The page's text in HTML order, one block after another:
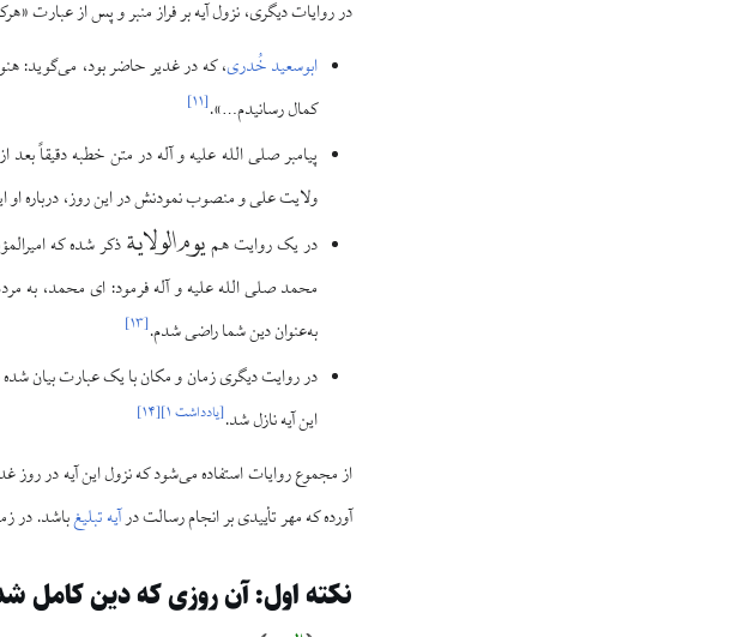
در روایات دیگری، نزول آیه بر فراز منبر و پس از
ابوسعید خُدری، که در غدیر حاضر بود، می‌گوید: هنوز
کمال رسانیدم…».[۱۱]
پیامبر صلی الله علیه و آله در متن خطبه دقیقاً
ولایت علی و منصوب نمودنش در این روز، درباره او
در یک روایت هميوم الولايةذکر شده که
محمد صلی الله علیه و آله فرمود: ای محمد، به
به‌عنوان دین شما راضی شدم.[۱۳]
در روایت دیگری زمان و مکان با یک عبارت بیان
این آیه نازل شد.[یادداشت ۱ ]
[۱۴]
از مجموع روایات استفاده می‌شود که نزول این آیه در
آورده که مهر تأییدی بر انجام رسالت درآیه تبلیغباشد. در
نکته اول: آن روزی که دین کامل